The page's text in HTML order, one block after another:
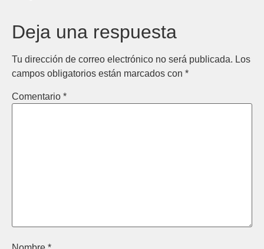
Deja una respuesta
Tu dirección de correo electrónico no será publicada. Los
campos obligatorios están marcados con *
Comentario *